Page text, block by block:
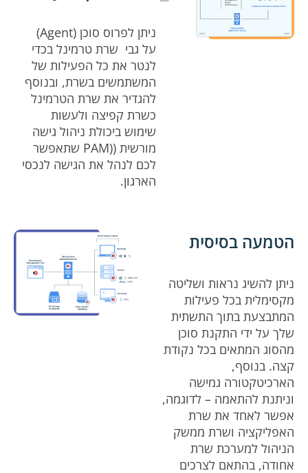
ניתן לפרוס סוכן (Agent)
על גבי שרת טרמינל בכדי
לנטר את כל הפעילות של
המשתמשים בשרת, ובנוסף
להגדיר את שרת הטרמינל
כשרת קפיצה ולעשות
שימוש ביכולת ניהול גישה
מורשית ((PAM שתאפשר
לכם לנהל את הגישה לנכסי
הארגון.
הטמעה בסיסית
ניתן להשיג נראות ושליטה
מקסימלית בכל פעילות
המתבצעת בתוך התשתית
שלך על ידי התקנת סוכן
מהסוג המתאים בכל נקודת
קצה. בנוסף,
הארכיטקטורה גמישה
וניתנת להתאמה – לדוגמה,
אפשר לאחד את שרת
האפליקציה ושרת ממשק
הניהול למערכת שרת
אחודה, בהתאם לצרכים